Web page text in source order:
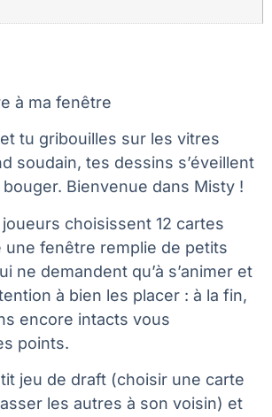
à ma fenêtre
tu gribouilles sur les vitres
soudain, tes dessins s’éveillent
Bienvenue dans Misty !
choisissent 12 cartes
une fenêtre remplie de petits
ne demandent qu’à s’animer et
à bien les placer : à la fin,
encore intacts vous
points.
jeu de draft (choisir une carte
les autres à son voisin) et